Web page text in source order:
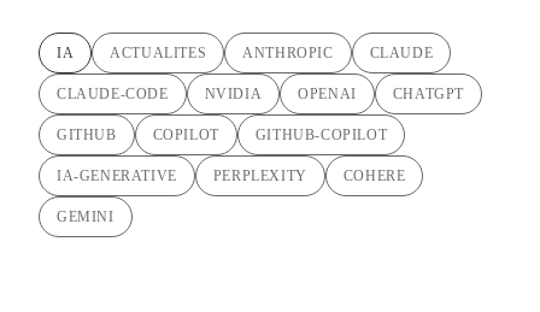
IA ACTUALITES ANTHROPIC CLAUDE
CLAUDE-CODE NVIDIA OPENAI CHATGPT
GITHUB COPILOT GITHUB-COPILOT
IA-GENERATIVE PERPLEXITY COHERE
GEMINI